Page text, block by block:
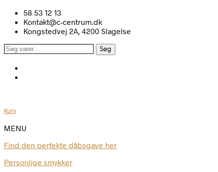
58 53 12 13
Kontakt@c-centrum.dk
Kongstedvej 2A, 4200 Slagelse
Søg
Søg
Kurv
MENU
Find den perfekte dåbsgave her
Personlige smykker